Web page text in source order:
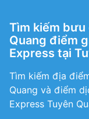
Tìm kiếm bưu
Quang điểm
Express tại
Tìm kiếm địa
Quang và điểm
Express Tuyên